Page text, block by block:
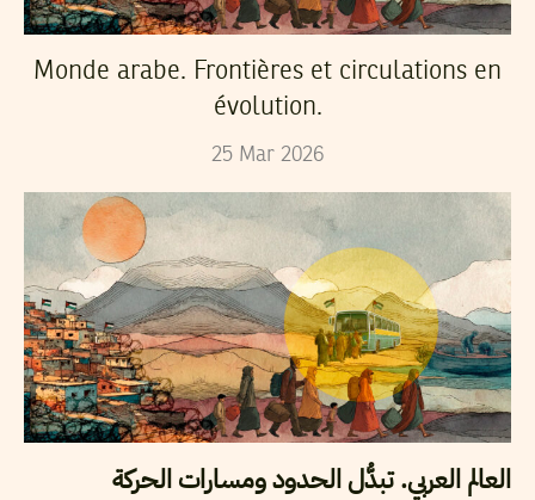
Monde arabe. Frontières et circulations en
évolution.
25 Mar 2026
العالم العربي. تبدُّل الحدود ومسارات الحركة